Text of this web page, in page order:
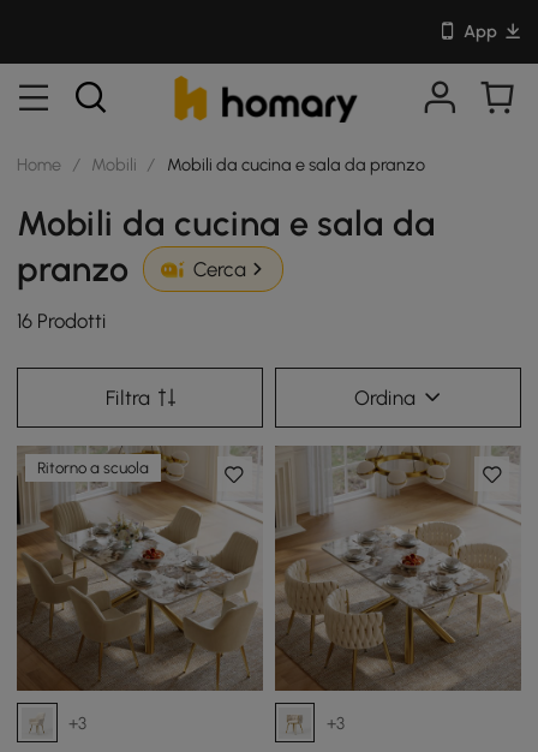
App
Home / Mobili / Mobili da cucina e sala da pranzo
Mobili da cucina e sala da
pranzo
Cerca
16 Prodotti
Filtra Ordina
Ritorno a scuola
+3 +3